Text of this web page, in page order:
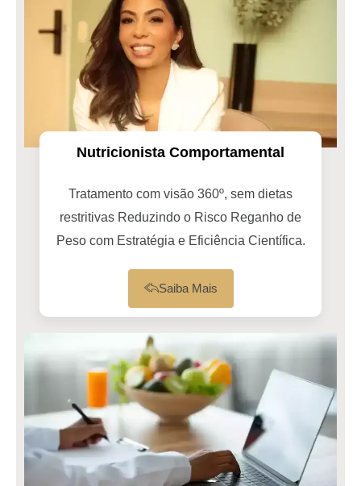
Nutricionista Comportamental
Tratamento com visão 360º, sem dietas
restritivas Reduzindo o Risco Reganho de
Peso com Estratégia e Eficiência Científica.
Saiba Mais